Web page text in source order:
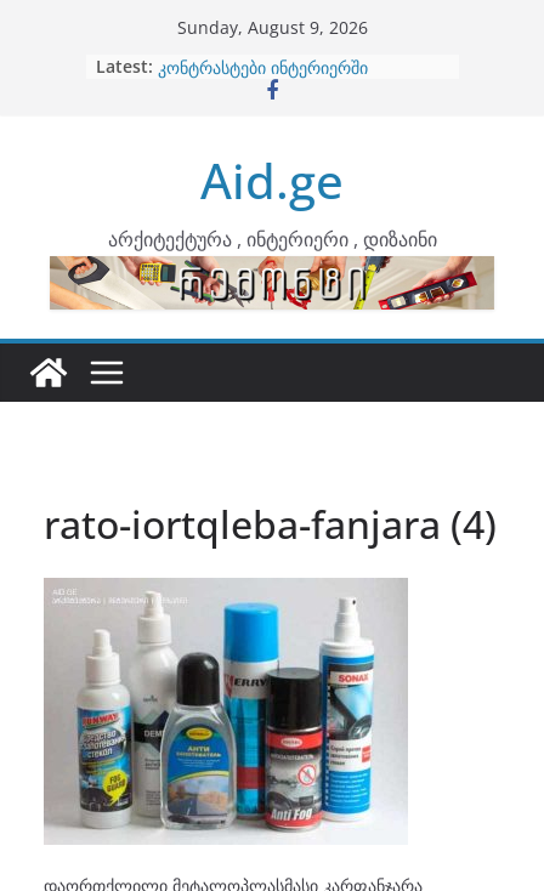
Sunday, August 9, 2026
Latest: ბინების გაერთიანება
კონტრასტები ინტერიერში
ინტერიერის დიზიანი
არტემიდი წარმოგიდგენთ
Aid.ge
არქიტექტურა , ინტერიერი , დიზაინი
rato-iortqleba-fanjara (4)
დაორთქლილი მეტალოპლასმასი კარფანჯარა